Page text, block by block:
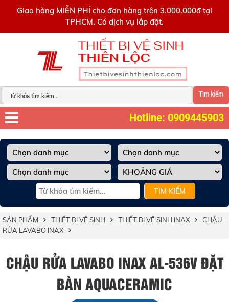
Giao hàng MIỄN PHÍ cho đơn hàng trên 3.000.000đ tại
TPHCM. Có dịch vụ lắp đặt.
Tìm kiếm
Hotline: 0909445903
TÌM KIẾM
SẢN PHẨM THIẾT BỊ VỆ SINH THIẾT BỊ VỆ SINH INAX
CHẬU
RỬA LAVABO INAX
CHẬU RỬA LAVABO INAX AL-536V ĐẶT
BÀN AQUACERAMIC
0909445903